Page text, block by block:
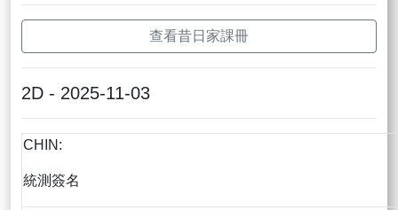
查看昔日家課冊
2D - 2025-11-03
CHIN:
統測簽名